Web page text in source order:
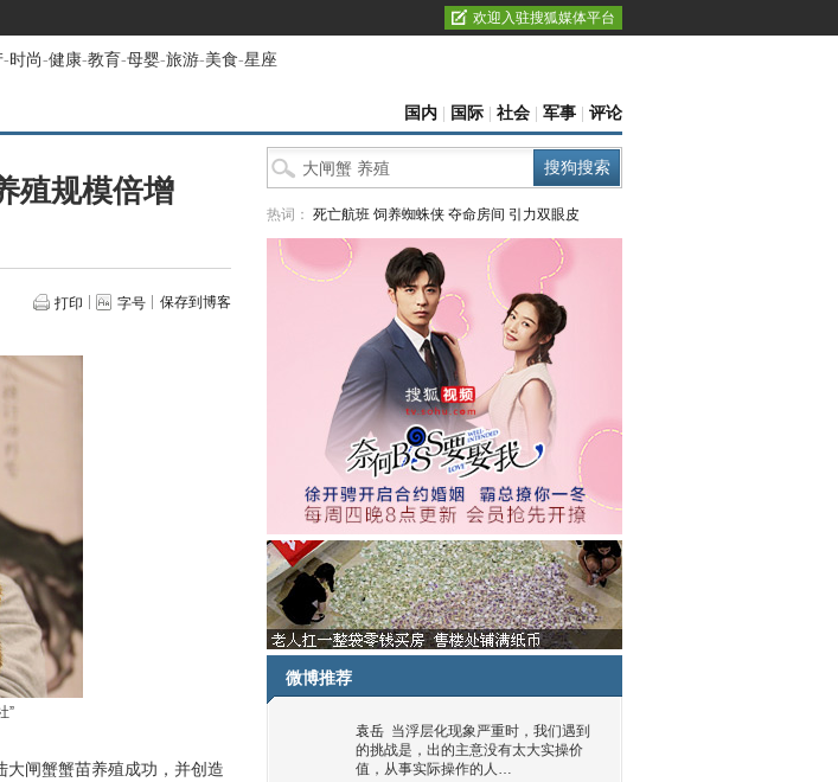
欢迎入驻搜狐媒体平台
-时尚-健康-教育-母婴-旅游-美食-星座
国内 国际 社会 军事 评论
殖规模倍增
打印 字号 保存到博客
”
闸蟹蟹苗养殖成功，并创造
热词： 死亡航班 饲养蜘蛛侠 夺命房间 引力双眼皮
微博推荐
袁岳 当浮层化现象严重时，我们遇到
的挑战是，出的主意没有太大实操价
值，从事实际操作的人…